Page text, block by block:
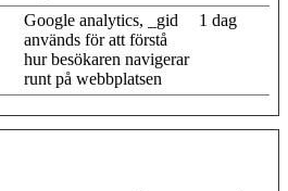
Google analytics, _gid
används för att förstå
hur besökaren navigerar
runt på webbplatsen
1 dag